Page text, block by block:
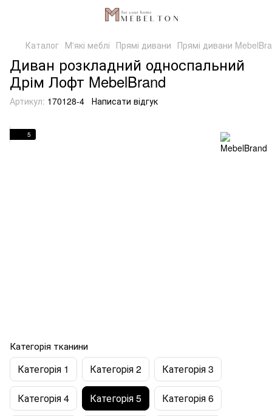
Каталог М'які меблі Прямі дивани Прямі дивани
Диван розкладний односпальний
Дрім Лофт MebelBrand
Артикул: 170128-4 Написати відгук
5
Категорія тканини
Категорія 1 Категорія 2 Категорія 3
Категорія 4 Категорія 5 Категорія 6